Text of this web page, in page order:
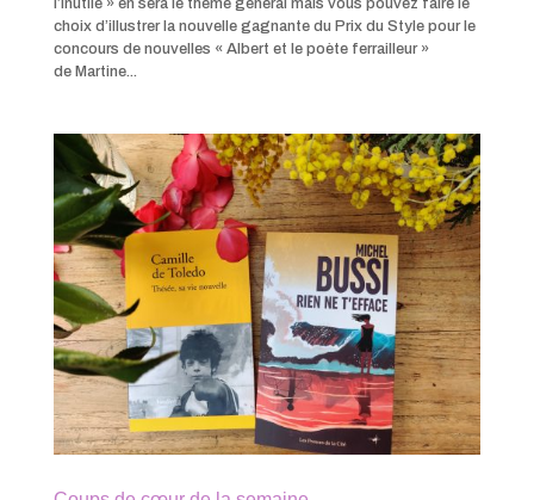
l’Inutile » en sera le thème général mais vous pouvez faire le
choix d’illustrer la nouvelle gagnante du Prix du Style pour le
concours de nouvelles « Albert et le poète ferrailleur »
de Martine...